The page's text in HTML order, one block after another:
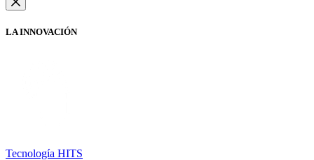
LA INNOVACIÓN
Tecnología HITS